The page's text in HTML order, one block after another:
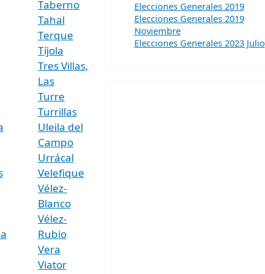
Taberno
Tahal
Terque
Tíjola
Tres Villas,
Las
Turre
Turrillas
Uleila del
Campo
Urrácal
Velefique
Vélez-
Blanco
Vélez-
Rubio
Vera
Viator
Elecciones Generales 2019
Elecciones Generales 2019
Noviembre
Elecciones Generales 2023 Julio